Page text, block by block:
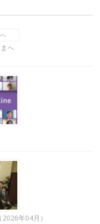
へ
年04月）